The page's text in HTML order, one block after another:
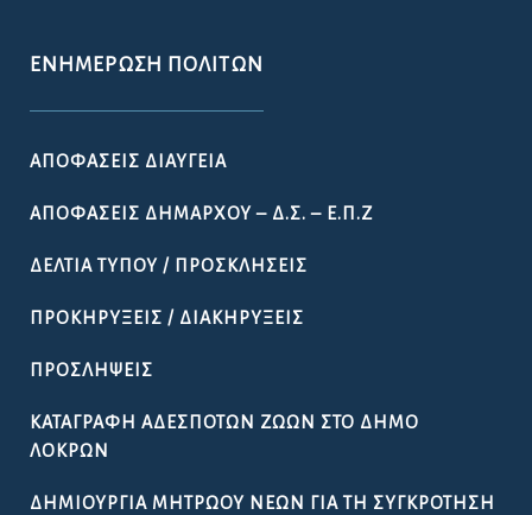
ΕΝΗΜΈΡΩΣΗ ΠΟΛΙΤΏΝ
ΑΠΟΦΆΣΕΙΣ ΔΙΑΎΓΕΙΑ
ΑΠΟΦΆΣΕΙΣ ΔΗΜΆΡΧΟΥ – Δ.Σ. – Ε.Π.Ζ
ΔΕΛΤΊΑ ΤΎΠΟΥ / ΠΡΟΣΚΛΉΣΕΙΣ
ΠΡΟΚΗΡΎΞΕΙΣ / ΔΙΑΚΗΡΎΞΕΙΣ
ΠΡΟΣΛΉΨΕΙΣ
ΚΑΤΑΓΡΑΦΉ ΑΔΈΣΠΟΤΩΝ ΖΏΩΝ ΣΤΟ ΔΉΜΟ
ΛΟΚΡΏΝ
ΔΗΜΙΟΥΡΓΊΑ ΜΗΤΡΏΟΥ ΝΈΩΝ ΓΙΑ ΤΗ ΣΥΓΚΡΌΤΗΣΗ